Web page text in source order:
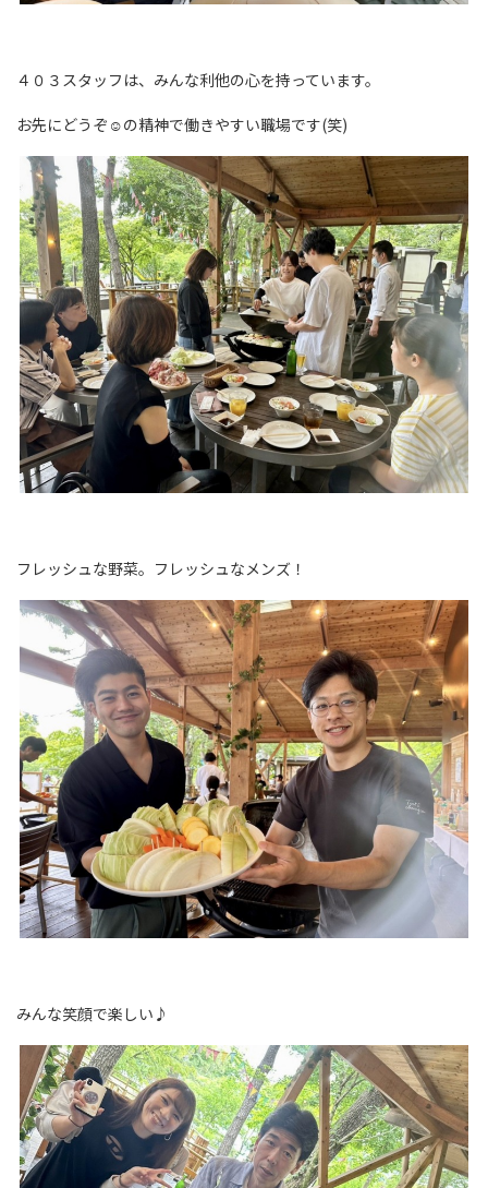
４０３スタッフは、みんな利他の心を持っています。
お先にどうぞ☺の精神で働きやすい職場です(笑)
フレッシュな野菜。フレッシュなメンズ！
みんな笑顔で楽しい♪